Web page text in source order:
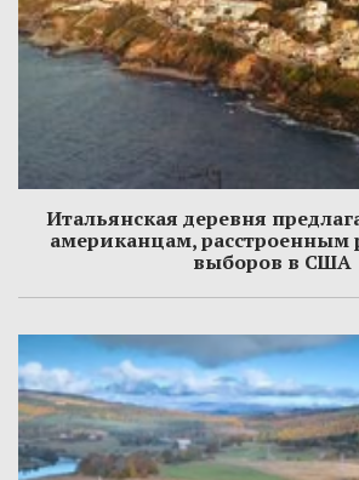
Итальянская деревня
американцам, расстроенным
выборов в США